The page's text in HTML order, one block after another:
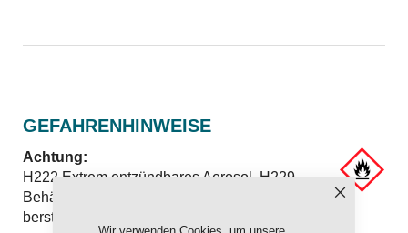
GEFAHRENHINWEISE
Achtung:
H222 Extrem entzündbares Aerosol. H229
Behälter steht unter Druck: Kann bei Erwärmung
bersten.